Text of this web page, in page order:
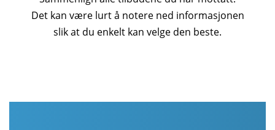
Det kan være lurt å notere ned informasjonen
slik at du enkelt kan velge den beste.